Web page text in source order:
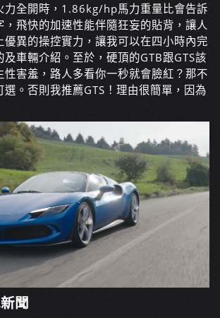
力全開時，1.86kg/hp馬力重量比會告訴
，飛快的加速性能伴隨狂妄的貼背，讓人
優異的操控實力，讓我可以在四小時內完
車輛介紹。至於，硬頂的GTB跟GTS該
性害羞，路人多看你一秒就會臉紅？那不
選。否則我推薦GTS！理由很簡單，因為
聞